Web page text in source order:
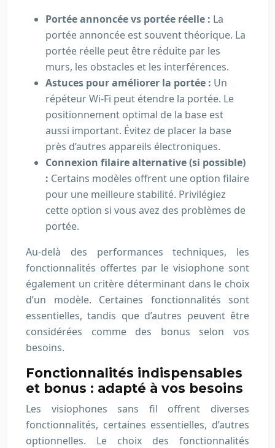
Portée annoncée vs portée réelle : La
portée annoncée est souvent théorique. La
portée réelle peut être réduite par les
murs, les obstacles et les interférences.
Astuces pour améliorer la portée : Un
répéteur Wi-Fi peut étendre la portée. Le
positionnement optimal de la base est
aussi important. Évitez de placer la base
près d’autres appareils électroniques.
Connexion filaire alternative (si possible)
: Certains modèles offrent une option filaire
pour une meilleure stabilité. Privilégiez
cette option si vous avez des problèmes de
portée.
Au-delà des performances techniques, les
fonctionnalités offertes par le visiophone sont
également un critère déterminant dans le choix
d’un modèle. Certaines fonctionnalités sont
essentielles, tandis que d’autres peuvent être
considérées comme des bonus selon vos
besoins.
Fonctionnalités indispensables
et bonus : adapté à vos besoins
Les visiophones sans fil offrent diverses
fonctionnalités, certaines essentielles, d’autres
optionnelles. Le choix des fonctionnalités